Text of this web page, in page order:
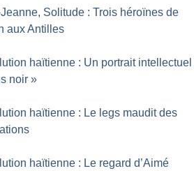
Solitude : Trois héroïnes de
aux Antilles
haïtienne : Un portrait intellectuel
noir »
haïtienne : Le legs maudit des
haïtienne : Le regard d’Aimé